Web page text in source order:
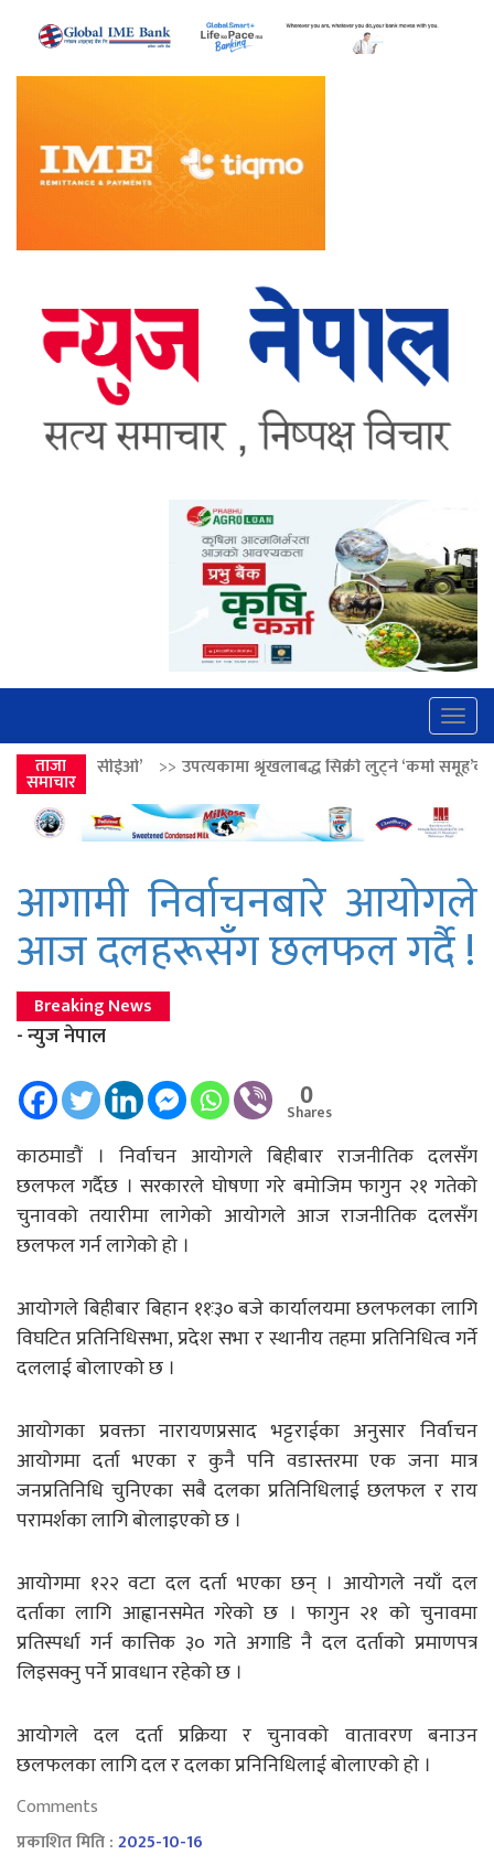
ताजा
समाचार
उपत्यकामा श्रृंखलाबद्ध सिक्री लुट्ने ‘कर्मा समूह’का नाइकेसहित पाँच पक्राउ
आगामी निर्वाचनबारे आयोगले
आज दलहरूसँग छलफल गर्दै !
Breaking News
- न्युज नेपाल
0
Shares
काठमाडौं । निर्वाचन आयोगले बिहीबार राजनीतिक दलसँग
छलफल गर्दैछ । सरकारले घोषणा गरे बमोजिम फागुन २१ गतेको
चुनावको तयारीमा लागेको आयोगले आज राजनीतिक दलसँग
छलफल गर्न लागेको हो ।
आयोगले बिहीबार बिहान ११ः३० बजे कार्यालयमा छलफलका लागि
विघटित प्रतिनिधिसभा, प्रदेश सभा र स्थानीय तहमा प्रतिनिधित्व गर्ने
दललाई बोलाएको छ ।
आयोगका प्रवक्ता नारायणप्रसाद भट्टराईका अनुसार निर्वाचन
आयोगमा दर्ता भएका र कुनै पनि वडास्तरमा एक जना मात्र
जनप्रतिनिधि चुनिएका सबै दलका प्रतिनिधिलाई छलफल र राय
परामर्शका लागि बोलाइएको छ ।
आयोगमा १२२ वटा दल दर्ता भएका छन् । आयोगले नयाँ दल
दर्ताका लागि आह्वानसमेत गरेको छ । फागुन २१ को चुनावमा
प्रतिस्पर्धा गर्न कात्तिक ३० गते अगाडि नै दल दर्ताको प्रमाणपत्र
लिइसक्नु पर्ने प्रावधान रहेको छ ।
आयोगले दल दर्ता प्रक्रिया र चुनावको वातावरण बनाउन
छलफलका लागि दल र दलका प्रनिनिधिलाई बोलाएको हो ।
Comments
प्रकाशित मिति :2025-10-16